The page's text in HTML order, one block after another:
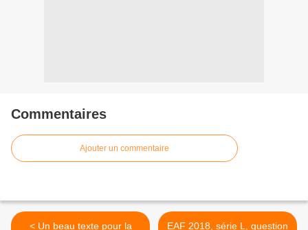
Commentaires
Ajouter un commentaire
< Un beau texte pour la
EAF 2018, série L, question